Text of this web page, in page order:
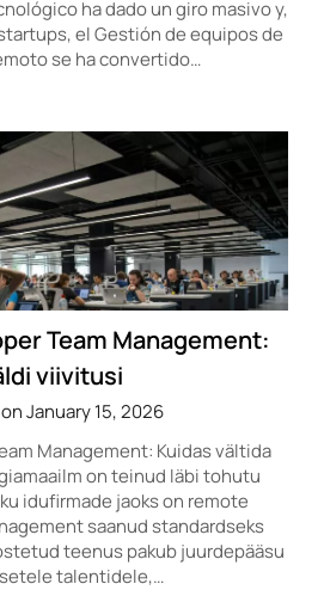
ha dado un giro masivo y,
el Gestión de equipos de
se ha convertido…
Team Management:
viivitusi
January 15, 2026
Management: Kuidas vältida
on teinud läbi tohutu
idufirmade jaoks on remote
saanud standardseks
teenus pakub juurdepääsu
talentidele,…